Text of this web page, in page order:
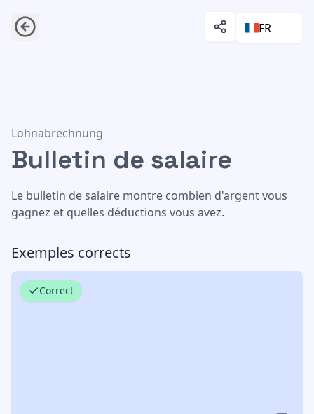
FR
Bulletin de salaire
Lohnabrechnung
Bulletin de salaire
Le bulletin de salaire montre combien d'argent vous
gagnez et quelles déductions vous avez.
Exemples corrects
Correct